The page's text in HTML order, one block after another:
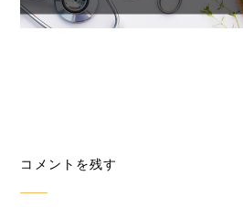
コメントを残す